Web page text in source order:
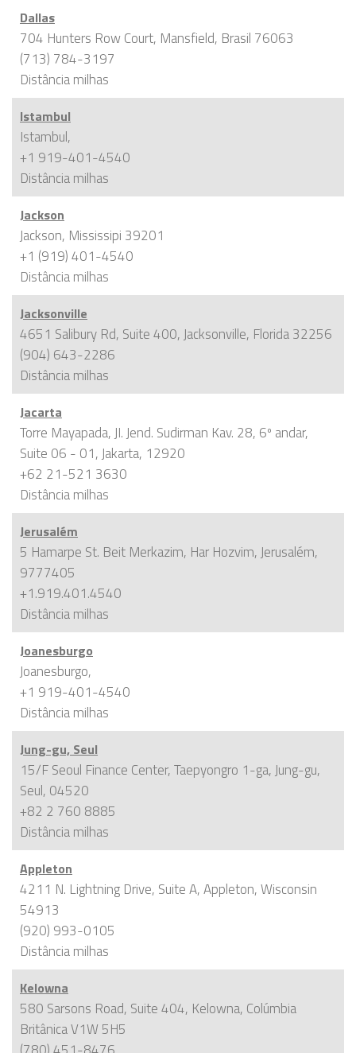
Dallas
704 Hunters Row Court, Mansfield, Brasil 76063
(713) 784-3197
Distânciamilhas
Istambul
Istambul,
+1 919-401-4540
Distânciamilhas
Jackson
Jackson, Mississipi 39201
+1 (919) 401-4540
Distânciamilhas
Jacksonville
4651 Salibury Rd, Suite 400, Jacksonville, Florida 32256
(904) 643-2286
Distânciamilhas
Jacarta
Torre Mayapada, JI. Jend. Sudirman Kav. 28, 6º andar,
Suite 06 - 01, Jakarta, 12920
+62 21-521 3630
Distânciamilhas
Jerusalém
5 Hamarpe St. Beit Merkazim, Har Hozvim, Jerusalém,
9777405
+1.919.401.4540
Distânciamilhas
Joanesburgo
Joanesburgo,
+1 919-401-4540
Distânciamilhas
Jung-gu, Seul
15/F Seoul Finance Center, Taepyongro 1-ga, Jung-gu,
Seul, 04520
+82 2 760 8885
Distânciamilhas
Appleton
4211 N. Lightning Drive, Suite A, Appleton, Wisconsin
54913
(920) 993-0105
Distânciamilhas
Kelowna
580 Sarsons Road, Suite 404, Kelowna, Colúmbia
Britânica V1W 5H5